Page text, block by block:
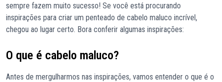
sempre fazem muito sucesso! Se você está procurando
inspirações para criar um penteado de cabelo maluco incrível,
chegou ao lugar certo. Bora conferir algumas inspirações:
O que é cabelo maluco?
Antes de mergulharmos nas inspirações, vamos entender o que é o